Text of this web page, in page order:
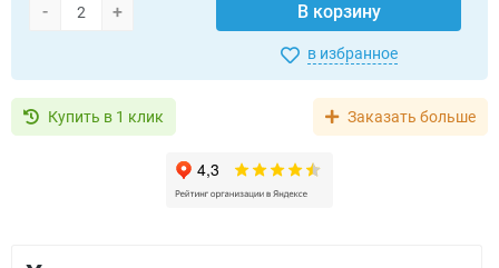
- + В корзину
в избранное
Купить в 1 клик Заказать больше